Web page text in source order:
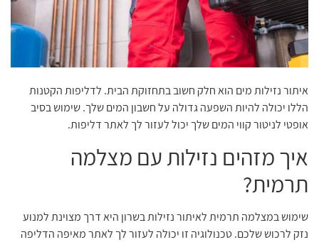
איתור נזילות מים הוא חלק חשוב בתחזוקת הבית. לדליפות הקטנות
הללו יכולה להיות השפעה גדולה על חשבון המים שלך. שימוש בסיב
אופטי לניטור קווי המים שלך יכול לעזור לך לאתר דליפות.
איך מזהים נזילות עם מצלמה
תרמית?
שימוש במצלמה תרמית לאיתור נזילות בשרון היא דרך מצוינת למנוע
נזק לרכוש שלכם. טכנולוגיה זו יכולה לעזור לך לאתר מאיפה הדליפה